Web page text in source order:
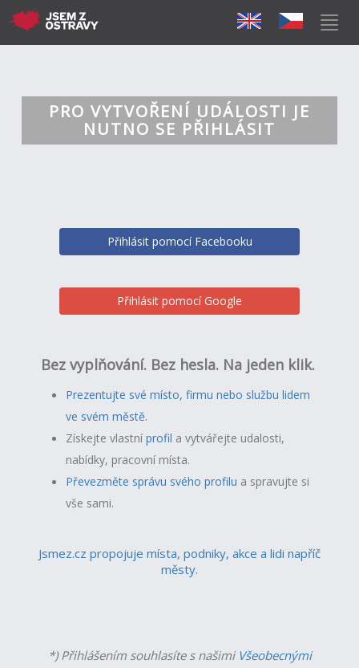
PRO VYTVOŘENÍ UDÁLOSTI JE
NUTNO SE PŘIHLÁSIT
Přihlásit pomocí Facebooku
Přihlásit pomocí Google
Bez vyplňování. Bez hesla. Na jeden klik.
Prezentujte své místo, firmu nebo službu lidem
ve svém městě.
Získejte vlastníprofil a vytvářejte udalosti,
nabídky, pracovní místa.
Převezměte správu svého profilu a spravujte si
vše sami.
Jsmez.cz propojuje místa, podniky, akce a lidi napříč
městy.
*) Přihlášením souhlasíte s našimi Všeobecnými